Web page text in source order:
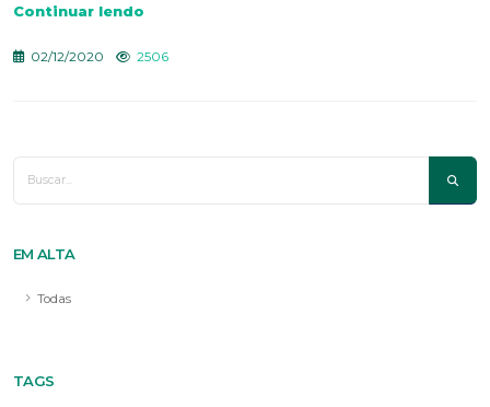
Continuar lendo
02/12/2020 2506
EM ALTA
Todas
TAGS